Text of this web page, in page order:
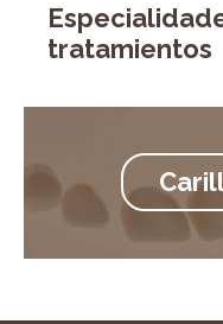
tratamientos